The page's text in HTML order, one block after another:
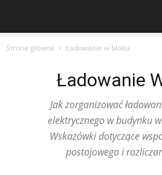
Strona główna Ładowanie w bloku
Ładowanie
Jak zorganizować
elektrycznego w budynku
Wskazówki dotyczące
postojowego i